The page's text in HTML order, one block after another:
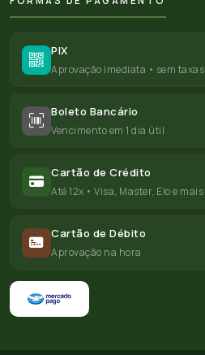
PIX
Aprovação imediata • sem taxas
Boleto Bancário
Vencimento em 1 dia útil
Cartão de Crédito
Até 12x • Visa, Master, Elo e mais
Cartão de Débito
Aprovação na hora